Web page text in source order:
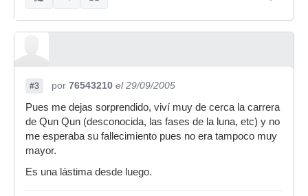
#3 por 76543210 el 29/09/2005
Pues me dejas sorprendido, viví muy de cerca la carrera
de Qun Qun (desconocida, las fases de la luna, etc) y no
me esperaba su fallecimiento pues no era tampoco muy
mayor.
Es una lástima desde luego.